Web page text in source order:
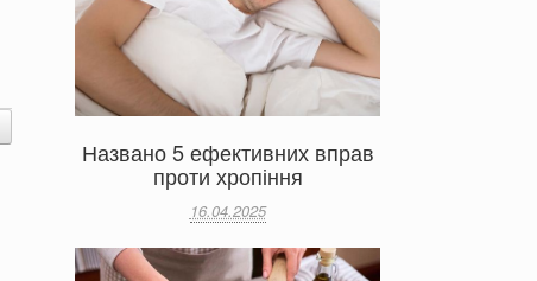
Названо 5 ефективних вправ
проти хропіння
16.04.2025